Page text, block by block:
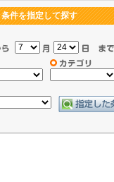
条件を指定して探す